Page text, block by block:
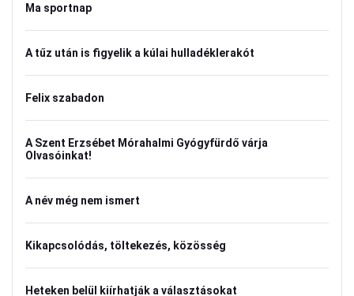
Ma sportnap
A tűz után is figyelik a kúlai hulladéklerakót
Felix szabadon
A Szent Erzsébet Mórahalmi Gyógyfürdő várja
Olvasóinkat!
A név még nem ismert
Kikapcsolódás, töltekezés, közösség
Heteken belül kiírhatják a választásokat